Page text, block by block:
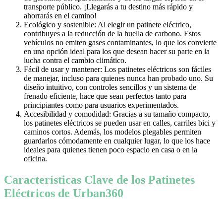
transporte público. ¡Llegarás a tu destino más rápido y
ahorrarás en el camino!
Ecológico y sostenible: Al elegir un patinete eléctrico,
contribuyes a la reducción de la huella de carbono. Estos
vehículos no emiten gases contaminantes, lo que los convierte
en una opción ideal para los que desean hacer su parte en la
lucha contra el cambio climático.
Fácil de usar y mantener: Los patinetes eléctricos son fáciles
de manejar, incluso para quienes nunca han probado uno. Su
diseño intuitivo, con controles sencillos y un sistema de
frenado eficiente, hace que sean perfectos tanto para
principiantes como para usuarios experimentados.
Accesibilidad y comodidad: Gracias a su tamaño compacto,
los patinetes eléctricos se pueden usar en calles, carriles bici y
caminos cortos. Además, los modelos plegables permiten
guardarlos cómodamente en cualquier lugar, lo que los hace
ideales para quienes tienen poco espacio en casa o en la
oficina.
Características Clave de los Patinetes
Eléctricos de Urban360